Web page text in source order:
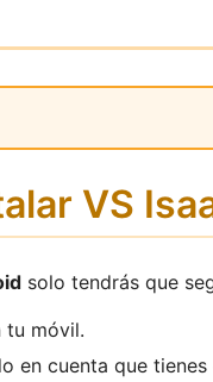
VS
solo tendrás que
tu móvil.
en cuenta que